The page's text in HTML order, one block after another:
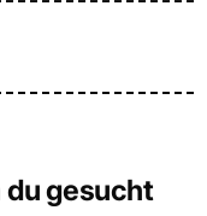
gesucht